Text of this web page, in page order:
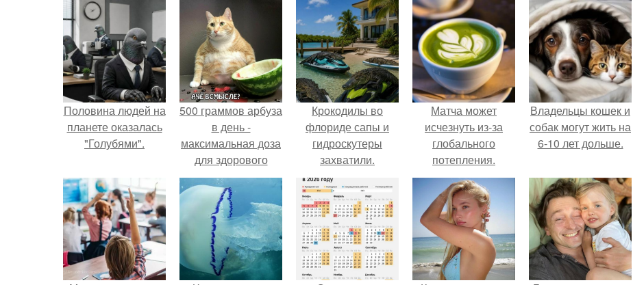
Половина людей на
планете оказалась
"Голубями".
500 граммов арбуза
в день -
максимальная доза
для здорового
взрослого,
предупредили
врачи.
Крокодилы во
флориде сапы и
гидроскутеры
захватили.
Матча может
исчезнуть из-за
глобального
потепления.
Владельцы кошек и
собак могут жить на
6-10 лет дольше.